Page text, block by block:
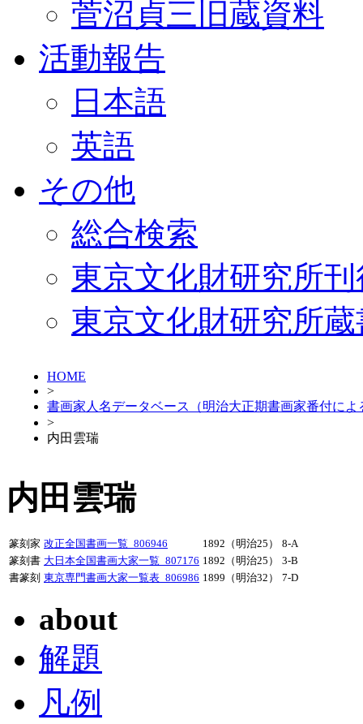
菅沼貞三旧蔵資料
活動報告
日本語
英語
その他
総合検索
東京文化財研究所
東京文化財研究所
HOME
>
書画家人名データベース（明治大正期書画家番付によ
>
内田雲瑞
内田雲瑞
篆刻家 改正全国書画一覧_806946 1892（明治25）
8-A
篆刻書 大日本全国書画大家一覧_807176 1892（明治25）
3-B
書篆刻 東京専門書画大家一覧表_806986 1899（明治32） 7-D
about
解題
凡例